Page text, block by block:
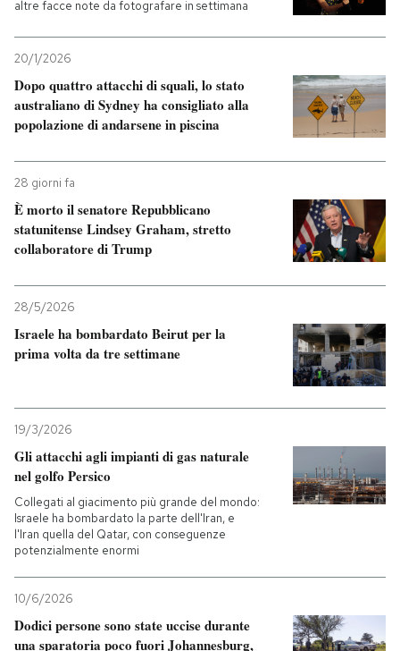
altre facce note da fotografare in settimana
20/1/2026
Dopo quattro attacchi di squali, lo stato
australiano di Sydney ha consigliato alla
popolazione di andarsene in piscina
28 giorni fa
È morto il senatore Repubblicano
statunitense Lindsey Graham, stretto
collaboratore di Trump
28/5/2026
Israele ha bombardato Beirut per la
prima volta da tre settimane
19/3/2026
Gli attacchi agli impianti di gas naturale
nel golfo Persico
Collegati al giacimento più grande del mondo:
Israele ha bombardato la parte dell'Iran, e
l'Iran quella del Qatar, con conseguenze
potenzialmente enormi
10/6/2026
Dodici persone sono state uccise durante
una sparatoria poco fuori Johannesburg,